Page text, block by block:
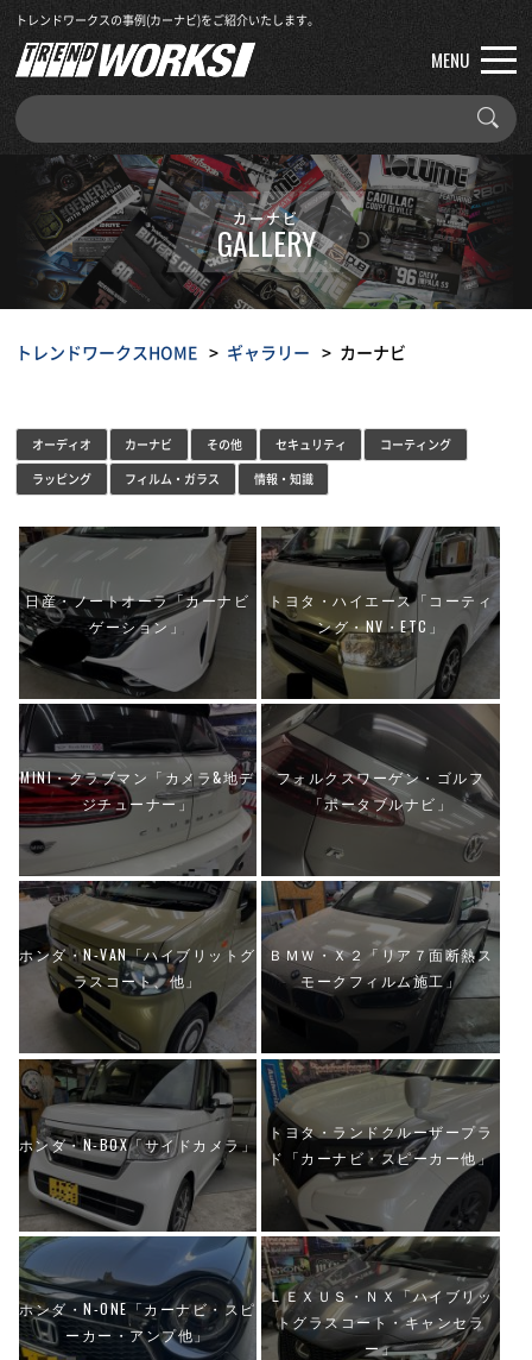
トレンドワークスの事例(カーナビ)をご紹介いたします。
MENU
カーナビ
GALLERY
トレンドワークスHOME ギャラリー カーナビ
オーディオ カーナビ その他 セキュリティ
コーティング
ラッピング
フィルム・ガラス 情報・知識
日産・ノートオーラ「カーナビ
ゲーション」
トヨタ・ハイエース「コーティ
ング・NV・ETC」
MINI・クラブマン「カメラ&地デ
ジチューナー」
フォルクスワーゲン・ゴルフ
「ポータブルナビ」
ホンダ・N-VAN「ハイブリットグ
ラスコート、他」
ＢＭＷ・Ｘ２「リア７面断熱ス
モークフィルム施工」
ホンダ・N-BOX「サイドカメラ」
トヨタ・ランドクルーザープラ
ド「カーナビ・スピーカー他」
ホンダ・N-ONE「カーナビ・スピ
ーカー・アンプ他」
ＬＥＸＵＳ・ＮＸ「ハイブリッ
トグラスコート・キャンセラ
ー」